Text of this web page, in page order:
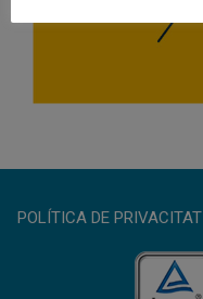
POLÍTICA DE PRIVACITAT